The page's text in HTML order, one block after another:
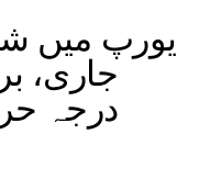
یورپ میں
جاری،
درجہ